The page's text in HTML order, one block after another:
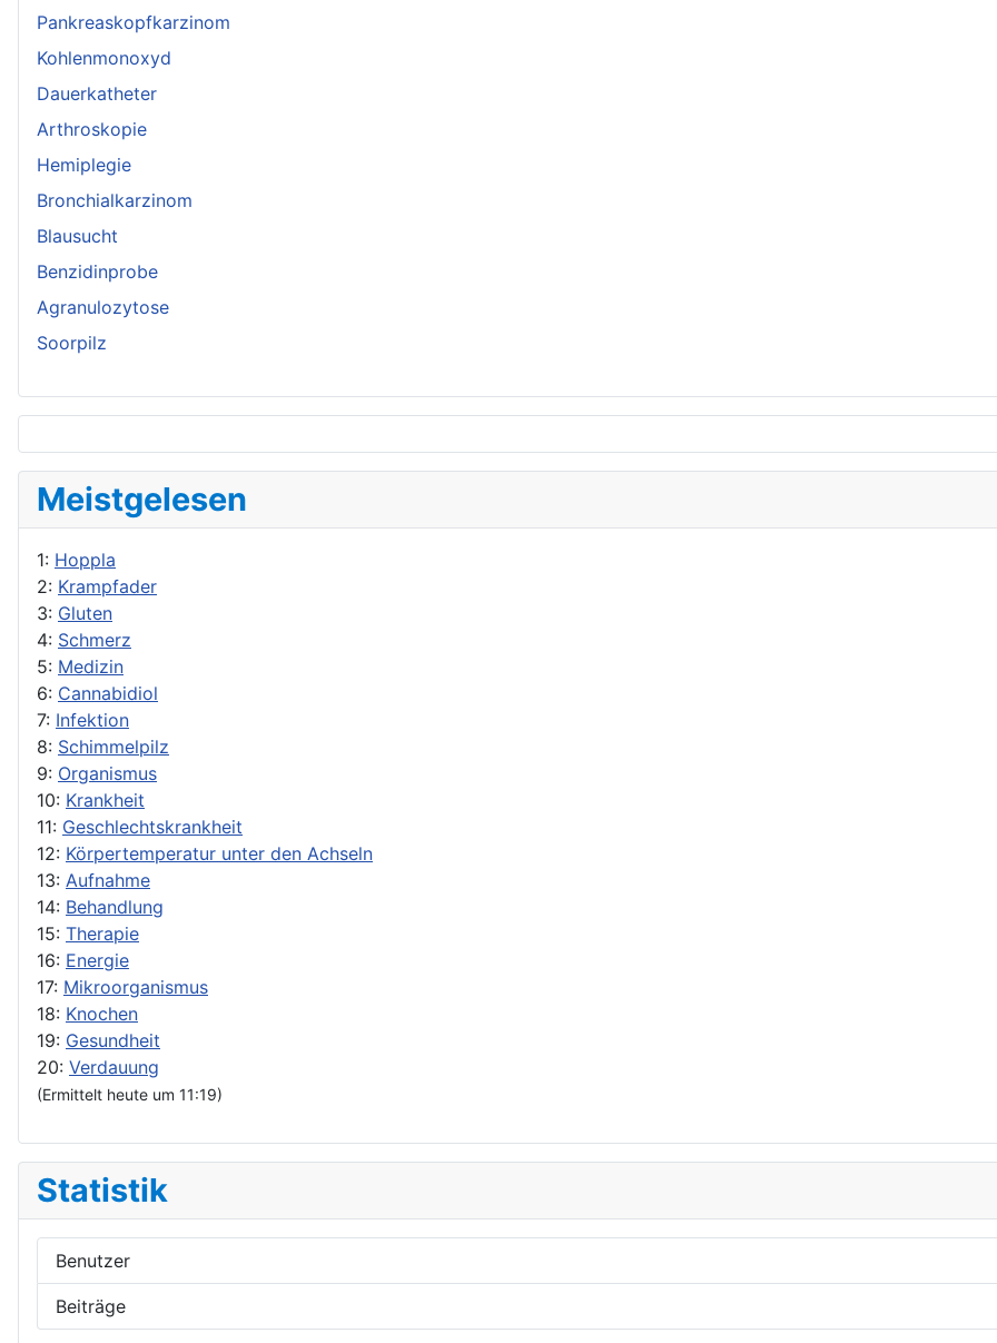
Pankreaskopfkarzinom
Kohlenmonoxyd
Dauerkatheter
Arthroskopie
Hemiplegie
Bronchialkarzinom
Blausucht
Benzidinprobe
Agranulozytose
Soorpilz
Meistgelesen
1: Hoppla
2: Krampfader
3: Gluten
4: Schmerz
5: Medizin
6: Cannabidiol
7: Infektion
8: Schimmelpilz
9: Organismus
10: Krankheit
11: Geschlechtskrankheit
12: Körpertemperatur unter den Achseln
13: Aufnahme
14: Behandlung
15: Therapie
16: Energie
17: Mikroorganismus
18: Knochen
19: Gesundheit
20: Verdauung
(Ermittelt heute um 11:19)
Statistik
Benutzer
Beiträge